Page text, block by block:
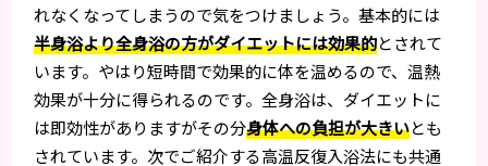
れなくなってしまうので気をつけましょう。基本的には
半身浴より全身浴の方がダイエットには効果的とされて
います。やはり短時間で効果的に体を温めるので、温熱
効果が十分に得られるのです。全身浴は、ダイエットに
は即効性がありますがその分身体への負担が大きいとも
されています。次でご紹介する高温反復入浴法にも共通